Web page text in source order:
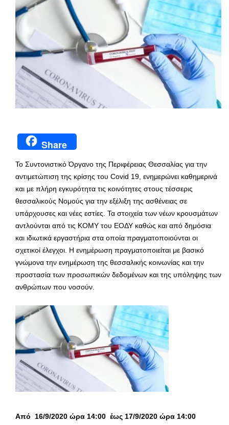
Share
Το Συντονιστικό Όργανο της Περιφέρειας Θεσσαλίας για την
αντιμετώπιση της κρίσης του Covid 19, ενημερώνει καθημερινά
και με πλήρη εγκυρότητα τις κοινότητες στους τέσσερις
θεσσαλικούς Νομούς για την εξέλιξη της ασθένειας σε
υπάρχουσες και νέες εστίες. Τα στοιχεία των νέων κρουσμάτων
αντλούνται από τις ΚΟΜΥ του ΕΟΔΥ καθώς και από δημόσια
και ιδιωτικά εργαστήρια στα οποία πραγματοποιούνται οι
σχετικοί έλεγχοι. Η ενημέρωση πραγματοποιείται με βασικό
γνώμονα την ενημέρωση της θεσσαλικής κοινωνίας και την
προστασία των προσωπικών δεδομένων και της υπόληψης των
ανθρώπων που νοσούν.
Από 16/9/2020 ώρα 14:00 έως 17/9/2020 ώρα 14:00